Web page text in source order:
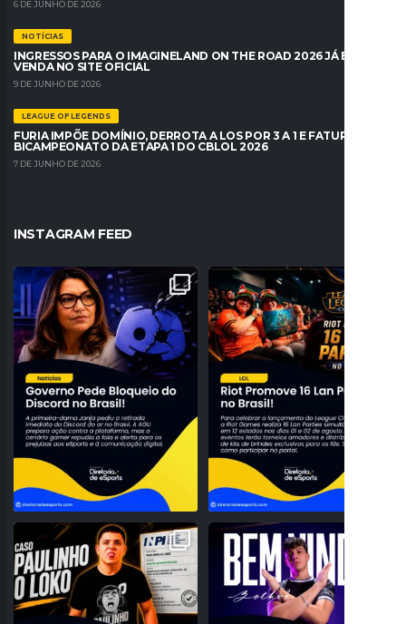
6 DE JUNHO DE 2026
NOTÍCIAS
INGRESSOS PARA O IMAGINELAND ON THE ROAD 2026 JÁ ESTÃO À
VENDA NO SITE OFICIAL
9 DE JUNHO DE 2026
LEAGUE OF LEGENDS
FURIA IMPÕE DOMÍNIO, DERROTA A LOS POR 3 A 1 E FATURA O
BICAMPEONATO DA ETAPA 1 DO CBLOL 2026
7 DE JUNHO DE 2026
INSTAGRAM FEED
JANJA PEDE BLOQUEIO DO DISCORD
NO BRASIL E...
74 13
A NOSTALGIA VAI DOMINAR O BRASIL!
RIOT ANUNCIA 16...
28 0
PROBLEMAS NO REGISTRO! PAULINHO
O LOKO PODE PERDER...
158
NOVO TOPO NO RIFT! FLUXO W7M
ANUNCIA A CHEGADA DE
95 3